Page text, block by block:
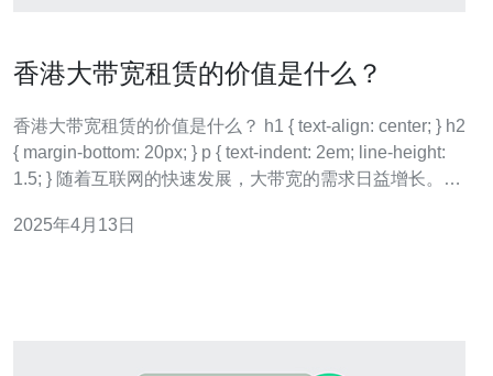
香港大带宽租赁的价值是什么？
香港大带宽租赁的价值是什么？ h1 { text-align: center; } h2
{ margin-bottom: 20px; } p { text-indent: 2em; line-height:
1.5; } 随着互联网的快速发展，大带宽的需求日益增长。香
2025年4月13日